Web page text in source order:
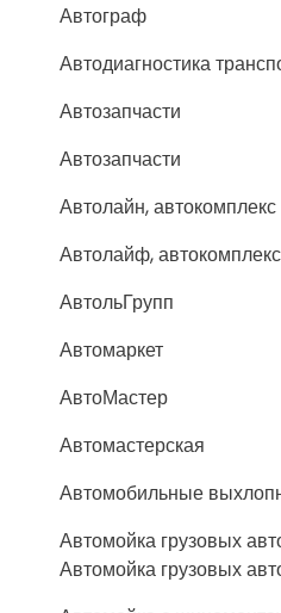
Автограф
Автодиагностика
Автозапчасти
Автозапчасти
Автолайн, автокомплекс
Автолайф, автокомплекс
АвтольГрупп
Автомаркет
АвтоМастер
Автомастерская
Автомобильные
Автомойка грузовых
Автомойка грузовых